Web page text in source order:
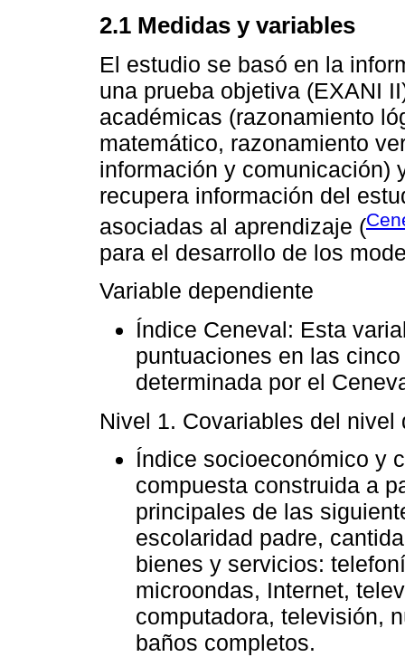
2.1 Medidas y variables
El estudio se basó en la
una prueba objetiva (EXANI
académicas (razonamiento
matemático, razonamiento
información y comunicación)
recupera información del
asociadas al aprendizaje (
para el desarrollo de los
Variable dependiente
Índice Ceneval: Esta
puntuaciones en las
determinada por el
Nivel 1. Covariables del nivel
Índice socioeconómico y
compuesta construida a
principales de las
escolaridad padre,
bienes y servicios:
microondas, Internet,
computadora, televisión,
baños completos.